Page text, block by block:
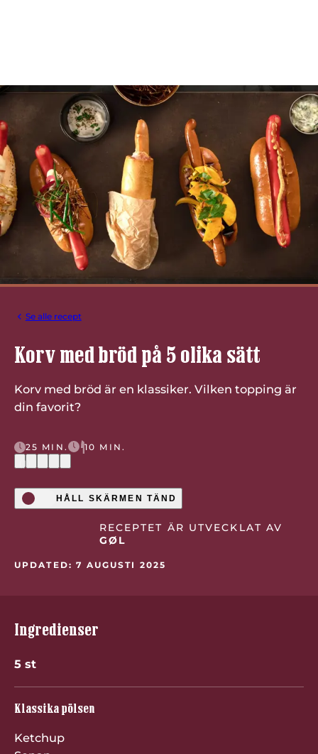
Se alle recept
Korv med bröd på 5 olika sätt
Korv med bröd är en klassiker. Vilken topping är
din favorit?
25 MIN.
10 MIN.
(1)
HÅLL SKÄRMEN TÄND
RECEPTET ÄR UTVECKLAT AV
GØL
UPDATED: 7 AUGUSTI 2025
Ingredienser
5 st
Klassika pölsen
Ketchup